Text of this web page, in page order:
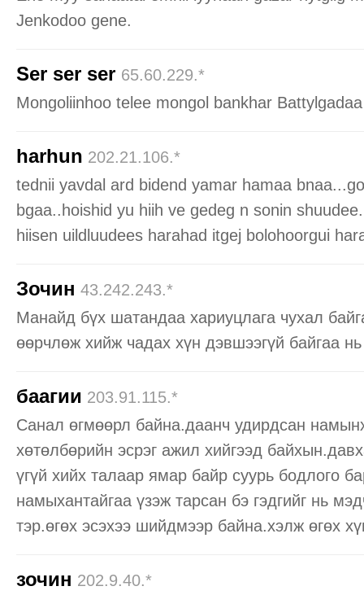
Jenkodoo gene.
Ser ser ser 65.60.229.*
Mongoliinhoo telee mongol bankhar
harhun 202.21.106.*
tednii yavdal ard bidend yamar hamaa
bgaa..hoishid yu hiih ve gedeg n sonin
hiisen uildluudees harahad itgej bolohoorgui
Зочин 43.242.243.*
Манайд бүх шатандаа хариуцлага чухал
өөрчлөж хийж чадах хүн дэвшээгүй байгаа
баагии 203.91.115.*
Санал өгмөөрл байна.даанч удирдсан
хөтөлбөрийн эсрэг ажил хийгээд
үгүй хийх талаар ямар байр суурь бодлого
намыхантайгаа үзэж тарсан бэ гэдгийг нь
тэр.өгөх эсэхээ шийдмээр байна.хэлж өгөх
зочин 202.9.40.*